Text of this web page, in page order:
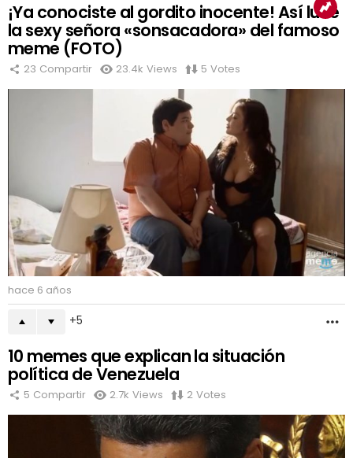
¡Ya conociste al gordito inocente! Así luce
la sexy señora «sonsacadora» del famoso
meme (FOTO)
23 Compartir 23.4k Views 5 Votes
hace 6 años
5
10 memes que explican la situación
política de Venezuela
5 Compartir 2.7k Views 2 Votes